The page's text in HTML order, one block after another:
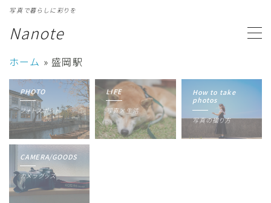
Nanote
写真で暮らしに彩りを
MENU
カテゴリ一覧 Category
写真ギャラリー Gallery
プロフィール
ホーム » 盛岡駅
フォトスポット
PHOTO
写真×生活
LIFE
写真の撮り方
How to take
photos
カメラグッズ
CAMERA/GOODS